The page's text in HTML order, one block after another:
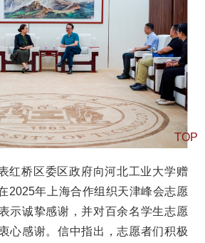
红桥区委区政府向河北工业大学赠
2025年上海合作组织天津峰会志愿
示诚挚感谢，并对百余名学生志愿
心感谢。信中指出，志愿者们积极
TOP